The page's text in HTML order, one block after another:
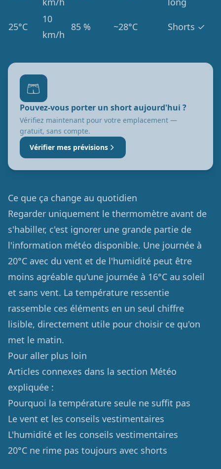
25°C
10
km/h
85 % ~28°C Shorts ✓
🩳
Pouvez-vous porter un short aujourd'hui ?
Vérifiez maintenant pour votre emplacement —
gratuit, sans compte.
Vérifier mes prévisions
Ce que ça change au quotidien
Regarder uniquement le thermomètre avant de
s'habiller, c'est ignorer une grande partie de
l'information météo disponible. Une journée à
20°C avec du vent et de l'humidité peut être
moins agréable qu'une journée à 16°C au soleil
et sans vent. La température ressentie
rassemble ces éléments en un seul chiffre
lisible, directement utile pour choisir ce qu'on
met le matin.
Pour aller plus loin
Articles connexes dans la section Météo
expliquée :
Pourquoi la température seule ne suffit pas
Le vent et les conseils vestimentaires
L'humidité et les conseils vestimentaires
20°C ne rime pas toujours avec shorts